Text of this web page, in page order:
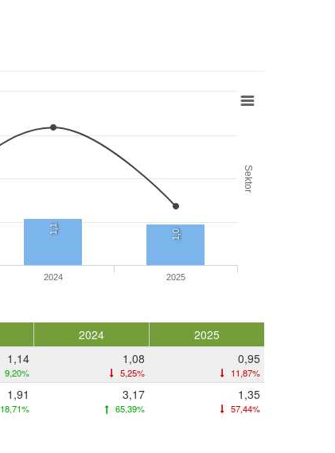
Sektor
1,1 1,0
2024 2025
2024
2025
1,14
9,20%
1,08
5,25%
0,95
11,87%
1,91
18,71%
3,17
65,39%
1,35
57,44%